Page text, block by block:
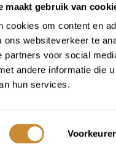
maakt gebruik van
cookies om content en
ons websiteverkeer te
partners voor social
andere informatie die
hun services.
of Joanne|